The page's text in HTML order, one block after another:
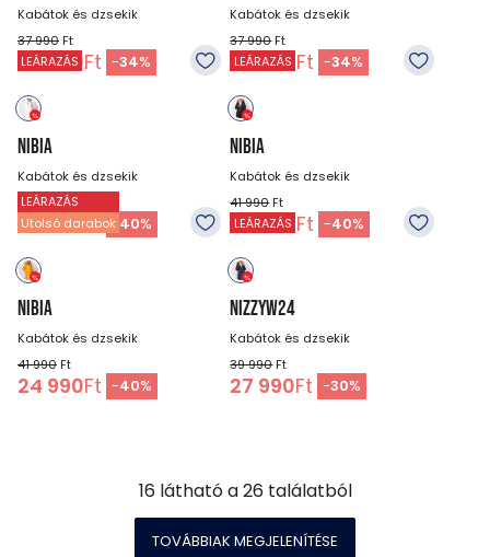
Kabátok és dzsekik
37 990 Ft
24 990Ft -34%
Kabátok és dzsekik
37 990Ft
24 990 Ft -34%
LEÁRAZÁS
NIBIA
Kabátok és dzsekik
41 990Ft
24 990Ft - 40%
LEÁRAZÁS
NIBIA
Kabátok és dzsekik
41 990Ft
24 990 Ft -40%
LEÁRAZÁS
Utolsó darabok
NIBIA
Kabátok és dzsekik
41 990 Ft
24 990Ft -40%
LEÁRAZÁS
NIZZYW24
Kabátok és dzsekik
39 990Ft
27 990Ft -30%
16 látható a26 találatból
TOVÁBBIAK MEGJELENÍTÉSE